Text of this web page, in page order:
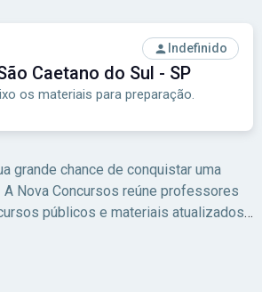
Indefinido
Caetano do Sul - SP
os materiais para preparação.
grande chance de conquistar uma
Nova Concursos reúne professores
públicos e materiais atualizados
foco no edital.